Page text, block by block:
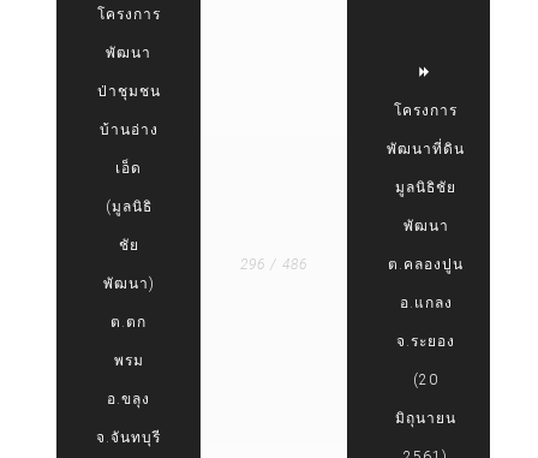
โครงการ
พัฒนา
ป่าชุมชน
บ้านอ่าง
เอ็ด
(มูลนิธิ
ชัย
พัฒนา)
ต.ตก
พรม
อ.ขลุง
จ.จันทบุรี
296 / 486
โครงการ
พัฒนาที่ดิน
มูลนิธิชัย
พัฒนา
ต.คลองปูน
อ.แกลง
จ.ระยอง
(20
มิถุนายน